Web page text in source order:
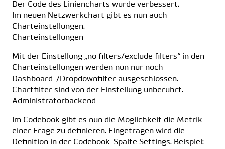
Der Code des Liniencharts wurde verbessert.
Im neuen Netzwerkchart gibt es nun auch
Charteinstellungen.
Charteinstellungen
Mit der Einstellung „no filters/exclude filters“ in den
Charteinstellungen werden nun nur noch
Dashboard-/Dropdownfilter ausgeschlossen.
Chartfilter sind von der Einstellung unberührt.
Administratorbackend
Im Codebook gibt es nun die Möglichkeit die Metrik
einer Frage zu definieren. Eingetragen wird die
Definition in der Codebook-Spalte Settings. Beispiel: